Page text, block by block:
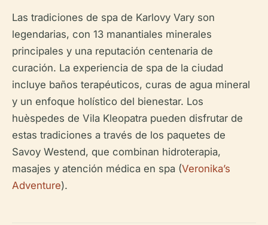
Las tradiciones de spa de Karlovy Vary son
legendarias, con 13 manantiales minerales
principales y una reputación centenaria de
curación. La experiencia de spa de la ciudad
incluye baños terapéuticos, curas de agua mineral
y un enfoque holístico del bienestar. Los
huèspedes de Vila Kleopatra pueden disfrutar de
estas tradiciones a través de los paquetes de
Savoy Westend, que combinan hidroterapia,
masajes y atención médica en spa (Veronika’s
Adventure).